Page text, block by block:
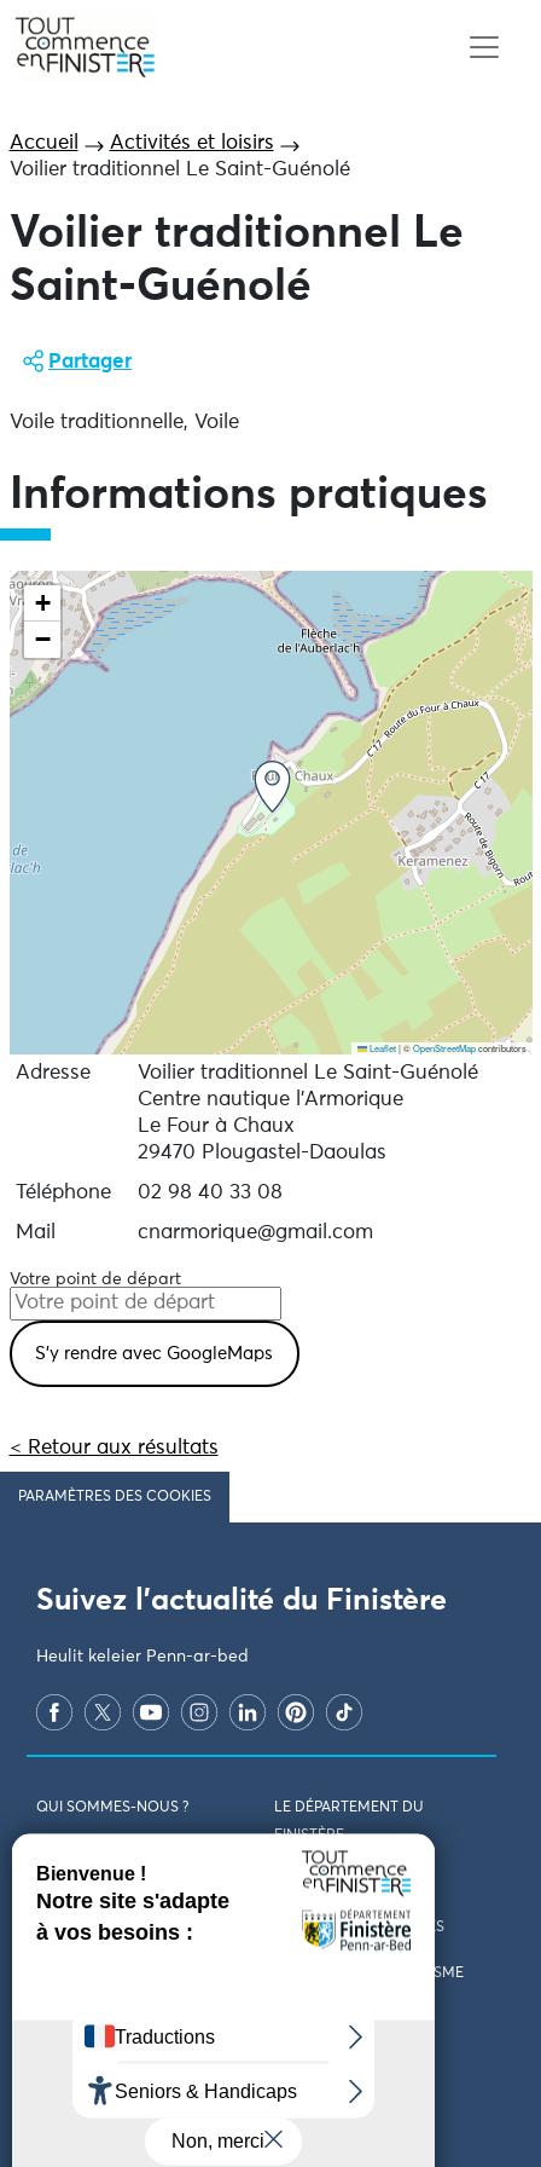
Accueil
Activités et loisirs
Voilier traditionnel Le Saint-Guénolé
Voilier traditionnel Le
Saint-Guénolé
Partager
Voile traditionnelle, Voile
Informations pratiques
+
−
Leaflet |©OpenStreetMapcontributors
Adresse
Voilier traditionnel Le Saint-Guénolé
Centre nautique l'Armorique
Le Four à Chaux
29470 Plougastel-Daoulas
Téléphone
02 98 40 33 08
Mail
cnarmorique@gmail.com
Votre point de départ
< Retour aux résultats
PARAMÈTRES DES COOKIES
Suivez l'actualité du Finistère
Heulit keleier Penn-ar-bed
QUI SOMMES-NOUS ?
LE DÉPARTEMENT DU
FINISTÈRE
REJOIGNEZ-NOUS VENIR EN FINISTÈRE
CONTACT CARTES ET BROCHURES
LES OFFICES DE TOURISME
D’ACCESSIBILITÉ